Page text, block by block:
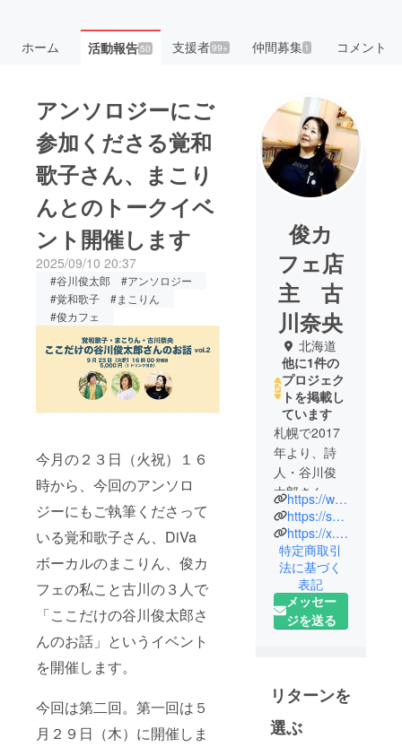
ホーム 活動報告50 支援者99+ 仲間募集 1 コメント
アンソロジーにご
参加くださる覚和
歌子さん、まこり
んとのトークイベ
ント開催します
2025/09/10 20:37
#谷川俊太郎 #アンソロジー
#覚和歌子 #まこりん
#俊カフェ
今月の２３日（火祝）１６
時から、今回のアンソロ
ジーにもご執筆くださって
いる覚和歌子さん、DiVa
ボーカルのまこりん、俊カ
フェの私こと古川の３人で
「ここだけの谷川俊太郎さ
んのお話」というイベント
を開催します。
今回は第二回。第一回は５
月２９日（木）に開催しま
俊カ
フェ店
主 古
川奈央
北海道
他に1件の
プロジェク
トを掲載し
ています
札幌で2017
年より、詩
人・谷川俊
太郎さん公
認「俊カ
フェ」を
やってい
る、カフェ
店主・編集
者・ライ
ター（たま
俊カフェに
は、谷川俊
太郎さんと
https://www.facebook.com/shun.T.cafe
https://subsaku.com/shun-cafe/
https://x.com/hachamu
特定商取引
法に基づく
表記
メッセー
ジを送る
リターンを
選ぶ